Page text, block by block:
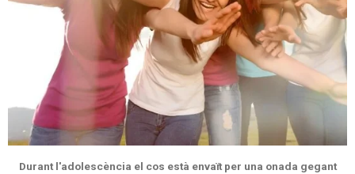
Durant l'adolescència el cos està envaït per una onada gegant